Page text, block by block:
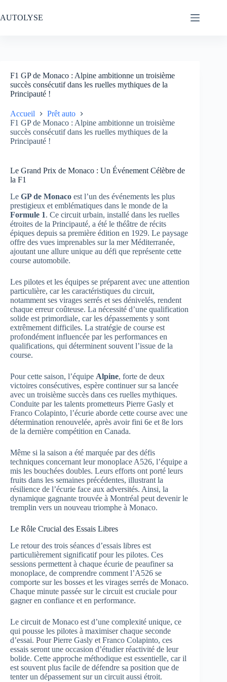
au
contenu
AUTOLYSE
F1 GP de Monaco : Alpine ambitionne un troisième
succès consécutif dans les ruelles mythiques de la
Principauté !
Accueil
Prêt auto
F1 GP de Monaco : Alpine ambitionne un troisième
succès consécutif dans les ruelles mythiques de la
Principauté !
Le Grand Prix de Monaco : Un Événement Célèbre de
la F1
Le GP de Monaco est l’un des événements les plus
prestigieux et emblématiques dans le monde de la
Formule 1. Ce circuit urbain, installé dans les ruelles
étroites de la Principauté, a été le théâtre de récits
épiques depuis sa première édition en 1929. Le paysage
offre des vues imprenables sur la mer Méditerranée,
ajoutant une allure unique au défi que représente cette
course automobile.
Les pilotes et les équipes se préparent avec une attention
particulière, car les caractéristiques du circuit,
notamment ses virages serrés et ses dénivelés, rendent
chaque erreur coûteuse. La nécessité d’une qualification
solide est primordiale, car les dépassements y sont
extrêmement difficiles. La stratégie de course est
profondément influencée par les performances en
qualifications, qui déterminent souvent l’issue de la
course.
Pour cette saison, l’équipe Alpine, forte de deux
victoires consécutives, espère continuer sur sa lancée
avec un troisième succès dans ces ruelles mythiques.
Conduite par les talents prometteurs Pierre Gasly et
Franco Colapinto, l’écurie aborde cette course avec une
détermination renouvelée, après avoir fini 6e et 8e lors
de la dernière compétition en Canada.
Même si la saison a été marquée par des défis
techniques concernant leur monoplace A526, l’équipe a
mis les bouchées doubles. Leurs efforts ont porté leurs
fruits dans les semaines précédentes, illustrant la
résilience de l’écurie face aux adversités. Ainsi, la
dynamique gagnante trouvée à Montréal peut devenir le
tremplin vers un nouveau triomphe à Monaco.
Le Rôle Crucial des Essais Libres
Le retour des trois séances d’essais libres est
particulièrement significatif pour les pilotes. Ces
sessions permettent à chaque écurie de peaufiner sa
monoplace, de comprendre comment l’A526 se
comporte sur les bosses et les virages serrés de Monaco.
Chaque minute passée sur le circuit est cruciale pour
gagner en confiance et en performance.
Le circuit de Monaco est d’une complexité unique, ce
qui pousse les pilotes à maximiser chaque seconde
d’essai. Pour Pierre Gasly et Franco Colapinto, ces
essais seront une occasion d’étudier réactivité de leur
bolide. Cette approche méthodique est essentielle, car il
est souvent plus facile de défendre sa position que de
tenter un dépassement sur un circuit aussi étroit.